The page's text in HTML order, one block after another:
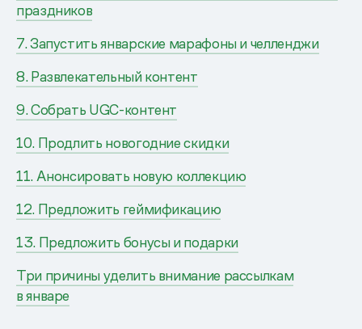
праздников
7. Запустить январские марафоны и челленджи
8. Развлекательный контент
9. Собрать UGC-контент
10. Продлить новогодние скидки
11. Анонсировать новую коллекцию
12. Предложить геймификацию
13. Предложить бонусы и подарки
Три причины уделить внимание рассылкам
в январе